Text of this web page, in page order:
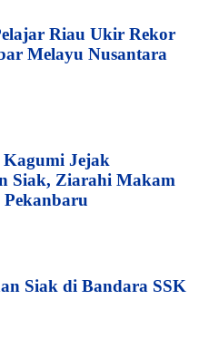
Riau Ukir Rekor
Melayu Nusantara
Jejak
Siak, Ziarahi Makam
Siak di Bandara SSK